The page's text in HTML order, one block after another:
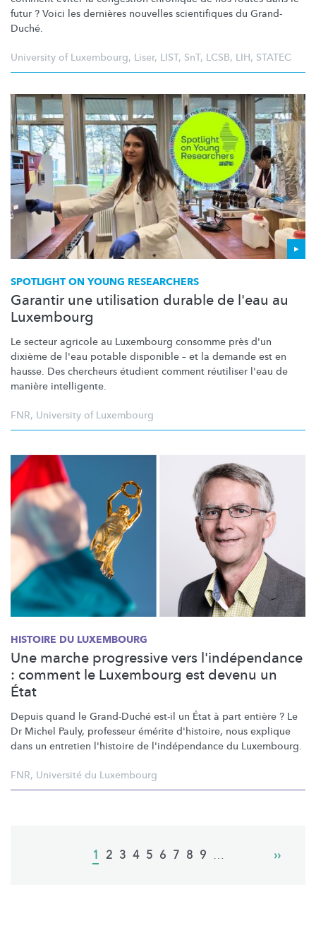
futur ? Voici les dernières nouvelles scientifiques du Grand-
Duché.
University of Luxembourg, Liser, LIST, SnT, LCSB, LIH, STATEC
SPOTLIGHT ON YOUNG RESEARCHERS
Garantir une utilisation durable de l'eau au
Luxembourg
Le secteur agricole au Luxembourg consomme près d'un
dixième de l'eau potable disponible – et la demande est en
hausse. Des chercheurs étudient comment réutiliser l'eau de
manière intelligente.
FNR, University of Luxembourg
HISTOIRE DU LUXEMBOURG
Une marche progressive vers l'indépendance
: comment le Luxembourg est devenu un
État
Depuis quand le Grand-Duché est-il un État à part entière ? Le
Dr Michel Pauly, professeur émérite d'histoire, nous explique
dans un entretien l'histoire de l'indépendance du Luxembourg.
FNR, Université du Luxembourg
Current
1 Page
2 Page
3 Page
4 Page
5 Page
6 Page
7 Page
8 Page
9 …
Next
››